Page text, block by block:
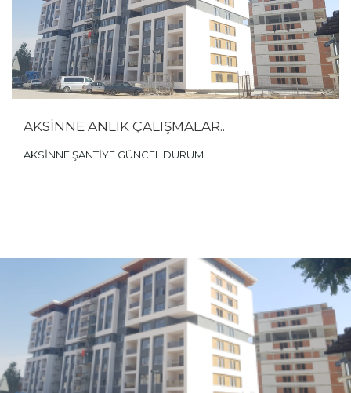
AKSİNNE ANLIK ÇALIŞMALAR..
AKSİNNE ŞANTİYE GÜNCEL DURUM